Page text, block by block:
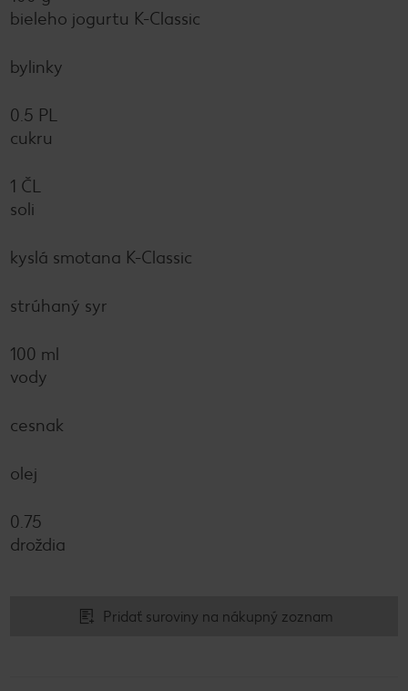
bieleho jogurtu K-Classic
bylinky
0.5 PL
cukru
1 ČL
soli
kyslá smotana K-Classic
strúhaný syr
100 ml
vody
cesnak
olej
0.75
droždia
Pridať suroviny na nákupný zoznam